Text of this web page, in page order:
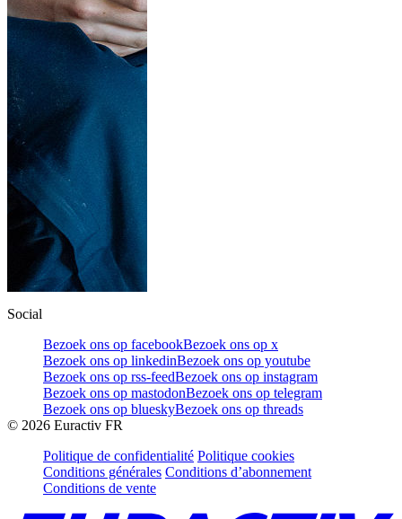
Social
Bezoek ons op facebookBezoek ons op x
Bezoek ons op linkedinBezoek ons op youtube
Bezoek ons op rss-feedBezoek ons op instagram
Bezoek ons op mastodonBezoek ons op telegram
Bezoek ons op blueskyBezoek ons op threads
© 2026 Euractiv FR
Politique de confidentialité Politique cookies
Conditions générales Conditions d’abonnement
Conditions de vente